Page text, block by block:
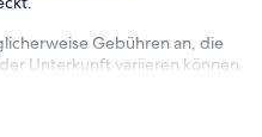
Gebühren an, die
Unterkunft variieren können.